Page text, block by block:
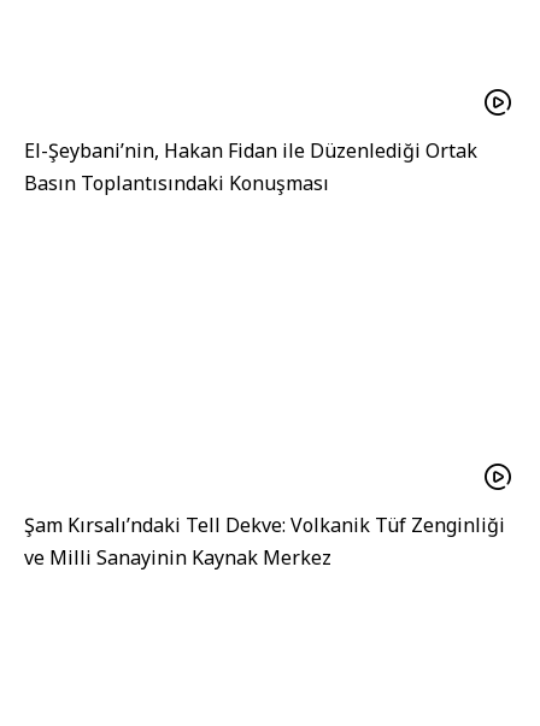
El-Şeybani’nin, Hakan Fidan ile Düzenlediği Ortak
Basın Toplantısındaki Konuşması
Şam Kırsalı’ndaki Tell Dekve: Volkanik Tüf Zenginliği
ve Milli Sanayinin Kaynak Merkez